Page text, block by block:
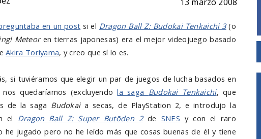
en un post si el Dragon Ball Z: Budokai Tenkaichi 3(o
Meteoren tierras japonesas) era el mejor videojuego basado
Akira Toriyama, y creo que sí lo es.
si tuviéramos que elegir un par de juegos de lucha basados en
quedaríamos (excluyendola saga Budokai Tenkaichi, que
de la saga Budokaia secas, de PlayStation 2, e introdujo la
el Dragon Ball Z: Super Butōden 2de SNES y con el raro
he jugado pero no he leído más que cosas buenas de él y tiene